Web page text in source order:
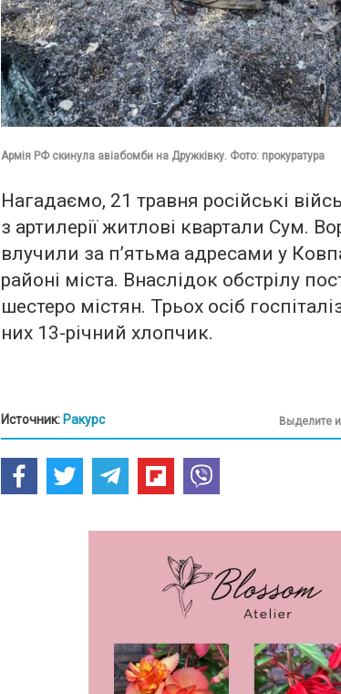
Армія РФ скинула авіабомби на Дружківку. Фото: прокуратура
Нагадаємо, 21 травня російські
з артилерії житлові квартали Сум.
влучили за п’ятьма адресами у
районі міста. Внаслідок обстрілу
шестеро містян. Трьох осіб
них 13-річний хлопчик.
Источник: Ракурс
Выделите